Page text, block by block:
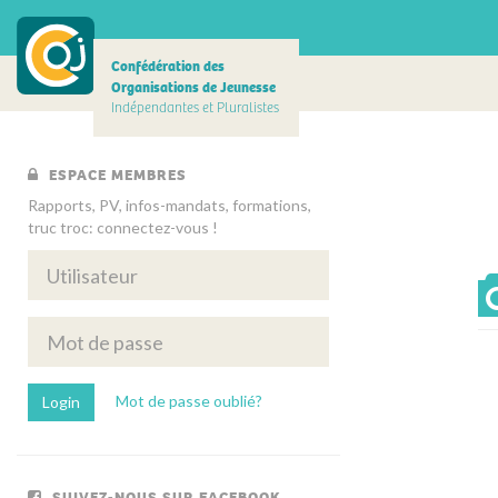
Confédération des
Organisations de Jeunesse
Indépendantes et Pluralistes
ESPACE MEMBRES
Rapports, PV, infos-mandats, formations,
truc troc: connectez-vous !
Mot de passe oublié?